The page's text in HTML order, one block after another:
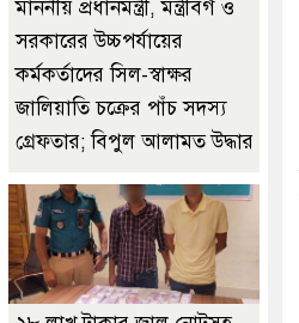
মাননীয় প্রধানমন্ত্রী, মন্ত্রীবর্গ ও
সরকারের উচ্চপর্যায়ের
কর্মকর্তাদের সিল-স্বাক্ষর
জালিয়াতি চক্রের পাঁচ সদস্য
গ্রেফতার; বিপুল আলামত উদ্ধার